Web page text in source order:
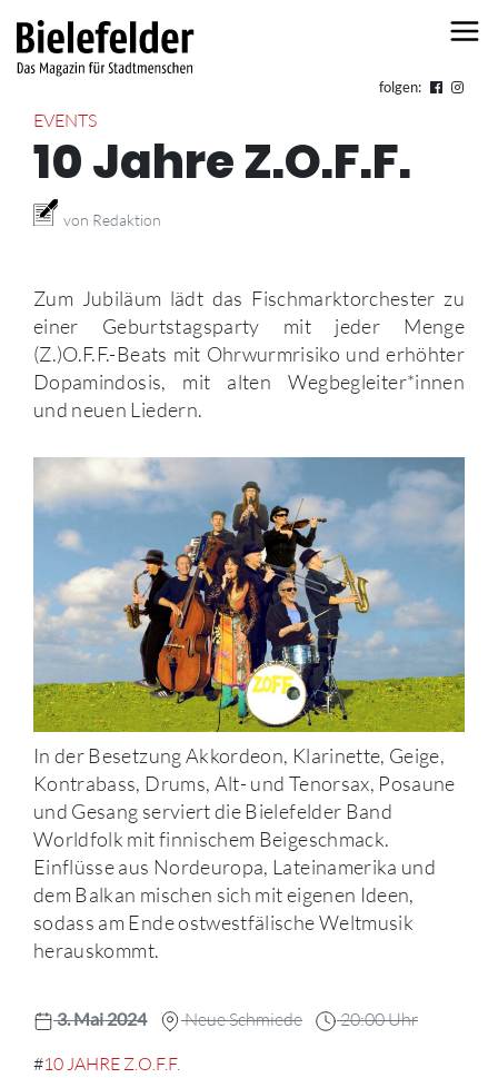
folgen:
EVENTS
10 Jahre Z.O.F.F.
von Redaktion
Zum Jubiläum lädt das Fischmarktorchester zu
einer Geburtstagsparty mit jeder Menge
(Z.)O.F.F.-Beats mit Ohrwurmrisiko und erhöhter
Dopamindosis, mit alten Wegbegleiter*innen
und neuen Liedern.
In der Besetzung Akkordeon, Klarinette, Geige,
Kontrabass, Drums, Alt- und Tenorsax, Posaune
und Gesang serviert die Bielefelder Band
Worldfolk mit finnischem Beigeschmack.
Einflüsse aus Nordeuropa, Lateinamerika und
dem Balkan mischen sich mit eigenen Ideen,
sodass am Ende ostwestfälische Weltmusik
herauskommt.
3. Mai 2024 Neue Schmiede 20:00 Uhr
#10 JAHRE Z.O.F.F.